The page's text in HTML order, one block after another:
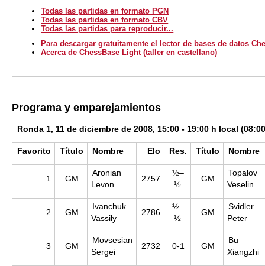
Todas las partidas en formato PGN
Todas las partidas en formato CBV
Todas las partidas para reproducir...
Para descargar gratuitamente el lector de bases de datos
Acerca de ChessBase Light (taller en castellano)
Programa y emparejamientos
Ronda 1, 11 de diciembre de 2008, 15:00 - 19:00 h local
Favorito Título Nombre Elo Res. Título Nombre
1 GM
Aronian
Levon
2757
½–
½
GM
Topalov
Veselin
2 GM
Ivanchuk
Vassily
2786
½–
½
GM
Svidler
Peter
3 GM
Movsesian
Sergei
2732 0-1 GM
Bu
Xiangzhi